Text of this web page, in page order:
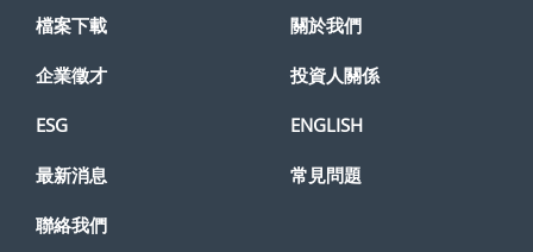
檔案下載 關於我們
企業徵才 投資人關係
ESG ENGLISH
最新消息 常見問題
聯絡我們